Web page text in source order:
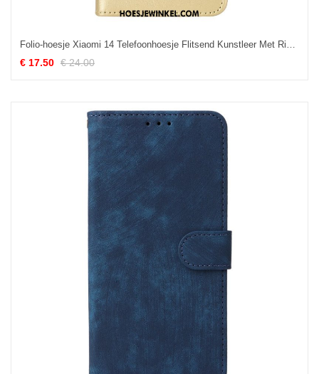
Folio-hoesje Xiaomi 14 Telefoonhoesje Flitsend Kunstleer Met Riempje
€ 17.50 € 24.00